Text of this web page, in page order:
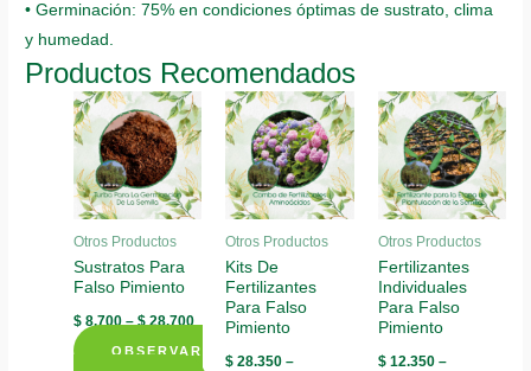
• Germinación: 75% en condiciones óptimas de sustrato, clima
y humedad.
Productos Recomendados
Otros Productos
Sustratos Para
Falso Pimiento
$ 8.700–$28.700
OBSERVAR
Otros Productos
Kits De
Fertilizantes
Para Falso
Pimiento
$ 28.350 –
Otros Productos
Fertilizantes
Individuales
Para Falso
Pimiento
$12.350–